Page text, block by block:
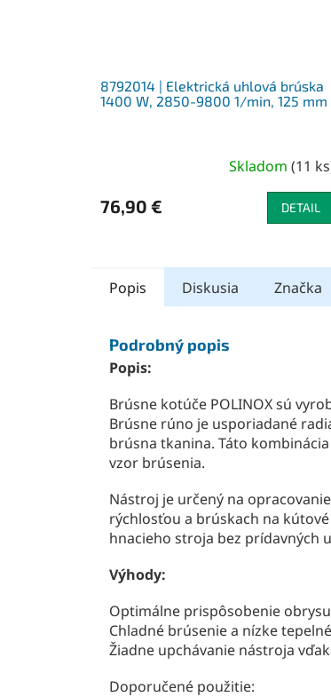
8792014 | Elektrická uhlová brúska
1400 W, 2850-9800 1/min, 125 mm
Skladom (11 ks
76,90 € DETAIL
Popis Diskusia Značka
Podrobný popis
Popis:
Brúsne kotúče POLINOX sú
Brúsne rúno je usporiadané
brúsna tkanina. Táto
vzor brúsenia.
Nástroj je určený na
rýchlosťou a brúskach na
hnacieho stroja bez prídavných
Výhody:
Optimálne prispôsobenie
Chladné brúsenie a nízke
Žiadne upchávanie nástroja
Doporučené použitie: